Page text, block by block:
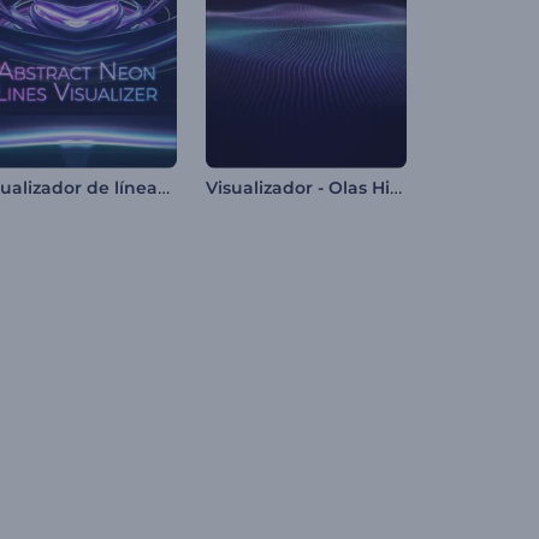
Visualizador de líneas de neón abstractas Visualizador - Olas Hipnóticas